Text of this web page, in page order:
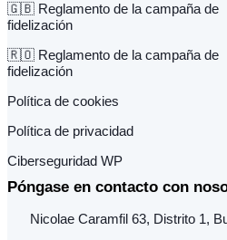
🇬🇧 Reglamento de la campaña de
fidelización
🇷🇴 Reglamento de la campaña de
fidelización
Política de cookies
Política de privacidad
Ciberseguridad WP
Póngase en contacto con
Nicolae Caramfil 63, Distrito 1,